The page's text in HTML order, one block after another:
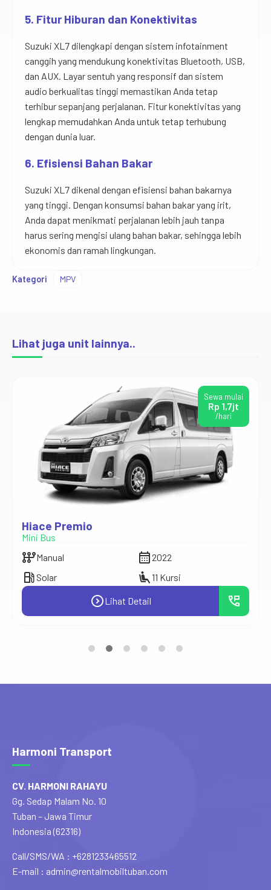
5. Fitur Hiburan dan Konektivitas
Suzuki XL7 dilengkapi dengan sistem infotainment
canggih yang mendukung konektivitas Bluetooth, USB,
dan AUX. Layar sentuh yang responsif dan sistem
audio berkualitas tinggi memastikan Anda tetap
terhibur sepanjang perjalanan. Fitur konektivitas yang
lengkap memudahkan Anda untuk tetap terhubung
dengan dunia luar.
6. Efisiensi Bahan Bakar
Suzuki XL7 dikenal dengan efisiensi bahan bakarnya
yang tinggi. Dengan konsumsi bahan bakar yang irit,
Anda dapat menikmati perjalanan lebih jauh tanpa
harus sering mengisi ulang bahan bakar, sehingga lebih
ekonomis dan ramah lingkungan.
Kategori MPV
Lihat juga unit lainnya..
Hiace Premio
Mini Bus
auto_transmissionManual calendar_month 2022
local_gas_station Solar airline_seat_recline_extra11 Kursi
Sewa mulai
Rp 1,7jt
/hari
expand_circle_rightLihat Detail perm_phone_msg
Harmoni Transport
CV. HARMONI RAHAYU
Gg. Sedap Malam No. 10
Tuban – Jawa Timur
Indonesia (62316)
Call/SMS/WA : +6281233465512
E-mail : admin@rentalmobiltuban.com